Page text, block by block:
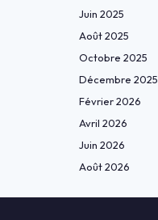
Juin 2025
Août 2025
Octobre 2025
Décembre 2025
Février 2026
Avril 2026
Juin 2026
Août 2026